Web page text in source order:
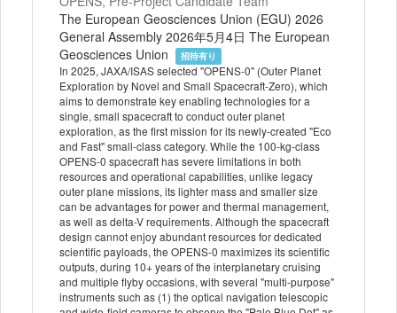
The European Geosciences Union (EGU) 2026
General Assembly 2026年5月4日 The European
Geosciences Union
招待有り
In 2025, JAXA/ISAS selected "OPENS-0" (Outer Planet
Exploration by Novel and Small Spacecraft-Zero), which
aims to demonstrate key enabling technologies for a
single, small spacecraft to conduct outer planet
exploration, as the first mission for its newly-created "Eco
and Fast" small-class category. While the 100-kg-class
OPENS-0 spacecraft has severe limitations in both
resources and operational capabilities, unlike legacy
outer plane missions, its lighter mass and smaller size
can be advantages for power and thermal management,
as well as delta-V requirements. Although the spacecraft
design cannot enjoy abundant resources for dedicated
scientific payloads, the OPENS-0 maximizes its scientific
outputs, during 10+ years of the interplanetary cruising
and multiple flyby occasions, with several "multi-purpose"
instruments such as (1) the optical navigation telescopic